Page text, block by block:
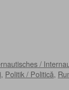
/
, Politik / Politică,